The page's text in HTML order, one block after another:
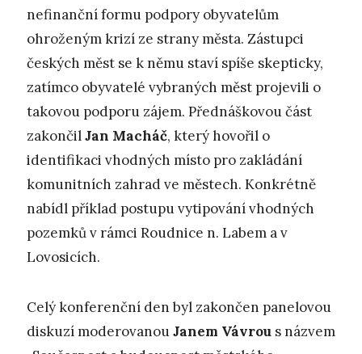
nefinanční formu podpory obyvatelům
ohroženým krizí ze strany města. Zástupci
českých měst se k němu staví spíše skepticky,
zatímco obyvatelé vybraných měst projevili o
takovou podporu zájem. Přednáškovou část
zakončilJan Macháč, který hovořil o
identifikaci vhodných místo pro zakládání
komunitních zahrad ve městech. Konkrétně
nabídl příklad postupu vytipování vhodných
pozemků v rámci Roudnice n. Labem a v
Lovosicích.
Celý konferenční den byl zakončen panelovou
diskuzí moderovanouJanem Vávrou s názvem